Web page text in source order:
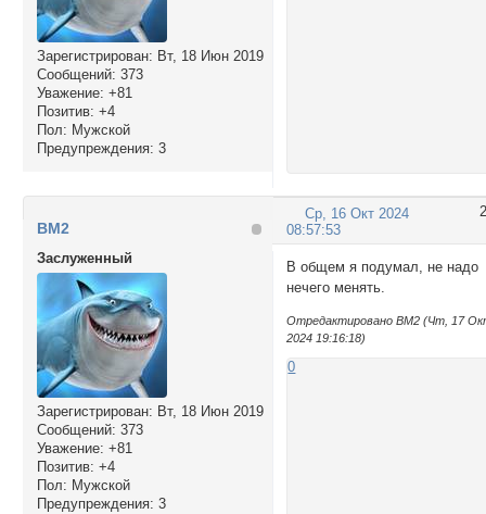
Зарегистрирован: Вт, 18 Июн 2019
Сообщений: 373
Уважение: +81
Позитив: +4
Пол: Мужской
Предупреждения: 3
2
Ср, 16 Окт 2024
08:57:53
BM2
Заслуженный
Зарегистрирован: Вт, 18 Июн 2019
Сообщений: 373
Уважение: +81
Позитив: +4
Пол: Мужской
Предупреждения: 3
В общем я подумал, не надо
нечего менять.
Отредактировано BM2 (Чт, 17
2024 19:16:18)
0